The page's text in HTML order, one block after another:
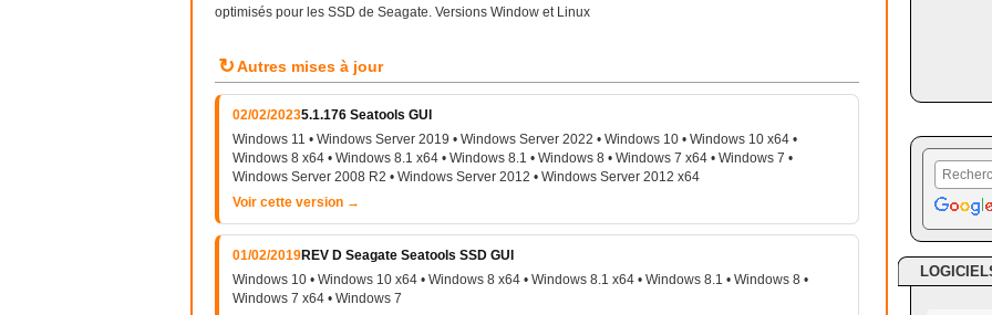
optimisés pour les SSD de Seagate. Versions Window et Linux
↻Autres mises à jour
02/02/20235.1.176 Seatools GUI
Windows 11 • Windows Server 2019 • Windows Server 2022 • Windows 10 • Windows 10 x64 •
Windows 8 x64 • Windows 8.1 x64 • Windows 8.1 • Windows 8 • Windows 7 x64 • Windows 7 •
Windows Server 2008 R2 • Windows Server 2012 • Windows Server 2012 x64
Voir cette version →
01/02/2019REV D Seagate Seatools SSD GUI
Windows 10 • Windows 10 x64 • Windows 8 x64 • Windows 8.1 x64 • Windows 8.1 • Windows 8 •
Windows 7 x64 • Windows 7